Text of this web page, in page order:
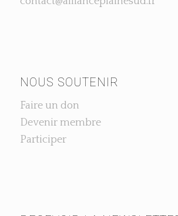
NOUS SOUTENIR
Faire un don
Devenir membre
Participer